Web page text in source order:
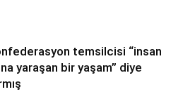
temsilcisi “insan
yaraşan bir yaşam” diye